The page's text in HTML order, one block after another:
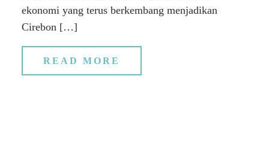
ekonomi yang terus berkembang menjadikan
Cirebon […]
READ MORE